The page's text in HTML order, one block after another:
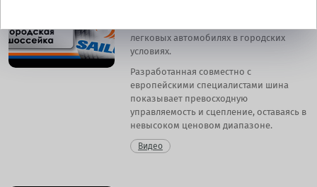
легковых автомобилях в городских
условиях.
Разработанная совместно с
европейскими специалистами шина
показывает превосходную
управляемость и сцепление, оставаясь в
невысоком ценовом диапазоне.
Видео